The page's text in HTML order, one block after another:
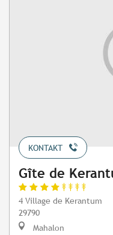
KONTAKT
Gîte de
4 Village de Kerantum
29790
Mahalon